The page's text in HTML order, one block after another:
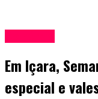
Em Içara,
especial e